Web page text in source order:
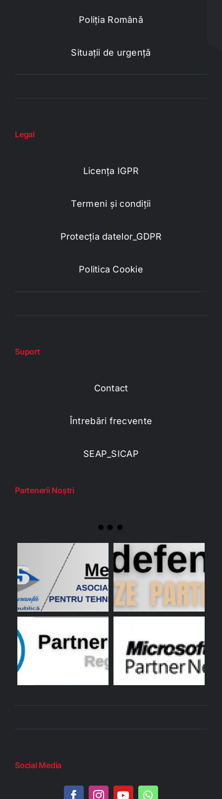
Poliția Română
Situații de urgență
Legal
Licența IGPR
Termeni și condiții
Protecția datelor_GDPR
Politica Cookie
Suport
Contact
Întrebări frecvente
SEAP_SICAP
Partenerii Noștri
Social Media